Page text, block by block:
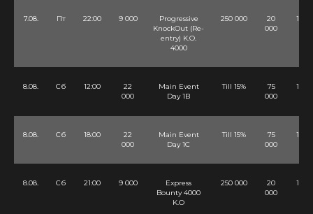
7.08. Пт 22:00 9 000
Progressive
KnockOut (Re-
entry) K.O.
4000
250 000
20
000
10
8.08. Сб 12:00
22
000
Main Event
Day 1B
Till 15%
75
000
12
8.08. Сб 18:00
22
000
Main Event
Day 1C
Till 15%
75
000
12
8.08. Сб 21:00 9 000
Express
Bounty 4000
K.O
250 000
20
000
12